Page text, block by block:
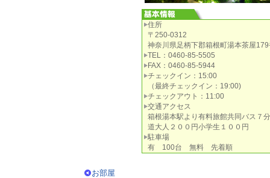
住所
〒250-0312
神奈川県足柄下郡箱根町湯本茶屋
TEL：0460-85-5505
FAX：0460-85-5944
チェックイン：15:00
（最終チェックイン：19:00)
チェックアウト：11:00
交通アクセス
箱根湯本駅より有料旅館共同バス７
道大人２００円小学生１００円
駐車場
有 100台 無料 先着順
お部屋